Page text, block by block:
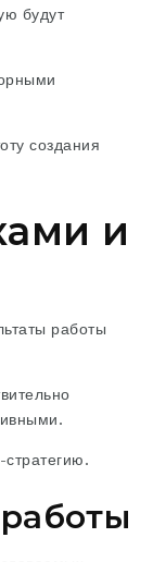
будут
создания
и
работы